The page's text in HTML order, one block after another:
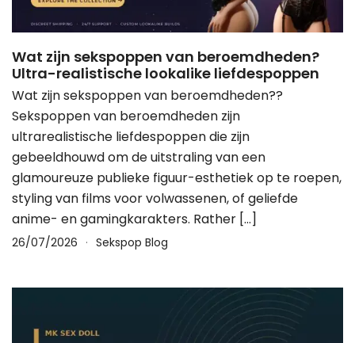
Wat zijn sekspoppen van beroemdheden?
Ultra-realistische lookalike liefdespoppen
Wat zijn sekspoppen van beroemdheden??
Sekspoppen van beroemdheden zijn
ultrarealistische liefdespoppen die zijn
gebeeldhouwd om de uitstraling van een
glamoureuze publieke figuur-esthetiek op te roepen,
styling van films voor volwassenen, of geliefde
anime- en gamingkarakters. Rather […]
26/07/2026 Sekspop Blog